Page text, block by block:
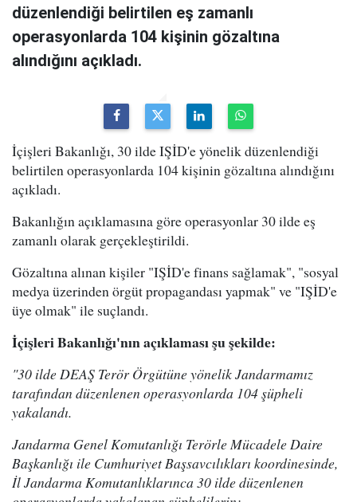
düzenlendiği belirtilen eş zamanlı
operasyonlarda 104 kişinin gözaltına
alındığını açıkladı.
İçişleri Bakanlığı, 30 ilde IŞİD'e yönelik düzenlendiği
belirtilen operasyonlarda 104 kişinin gözaltına alındığını
açıkladı.
Bakanlığın açıklamasına göre operasyonlar 30 ilde eş
zamanlı olarak gerçekleştirildi.
Gözaltına alınan kişiler "IŞİD'e finans sağlamak", "sosyal
medya üzerinden örgüt propagandası yapmak" ve "IŞİD'e
üye olmak" ile suçlandı.
İçişleri Bakanlığı'nın açıklaması şu şekilde:
"30 ilde DEAŞ Terör Örgütüne yönelik Jandarmamız
tarafından düzenlenen operasyonlarda 104 şüpheli
yakalandı.
Jandarma Genel Komutanlığı Terörle Mücadele Daire
Başkanlığı ile Cumhuriyet Başsavcılıkları koordinesinde,
İl Jandarma Komutanlıklarınca 30 ilde düzenlenen